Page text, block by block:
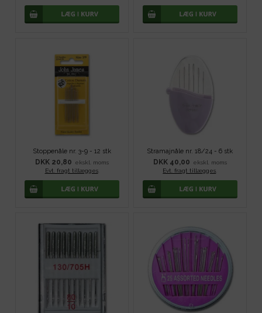
Stoppenåle nr. 3-9 - 12 stk
DKK 20,80
ekskl. moms
Evt. fragt tillægges.
Stramajnåle nr. 18/24 - 6 stk
DKK 40,00
ekskl. moms
Evt. fragt tillægges